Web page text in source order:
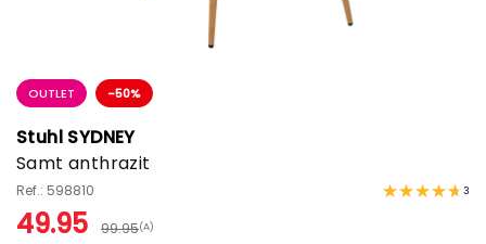
OUTLET -50%
Stuhl SYDNEY
Samt anthrazit
Ref.: 598810 3
49.95 99.95(A)